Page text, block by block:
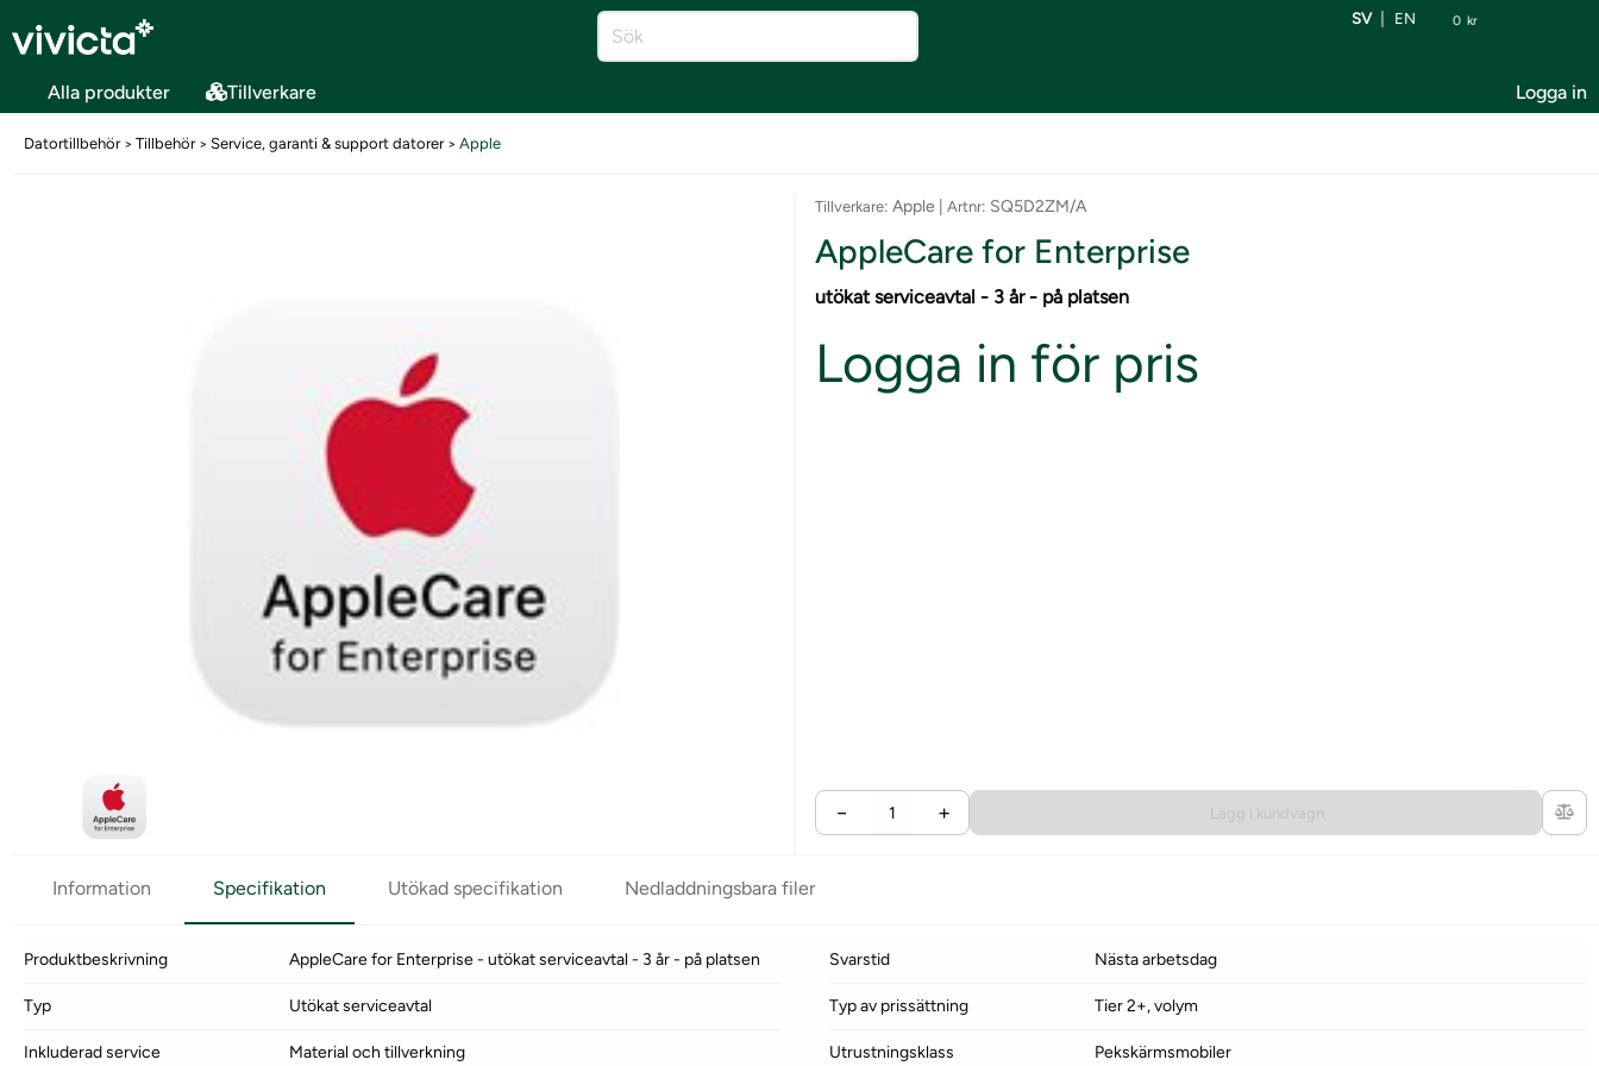
SV EN 0 kr
Alla produkter Tillverkare Logga in
Datortillbehör> Tillbehör> Service, garanti & support datorer> Apple
Tillverkare: Apple | Artnr: SQ5D2ZM/A
AppleCare for Enterprise
utökat serviceavtal - 3 år - på platsen
Logga in för pris
− + Lägg i kundvagn
Information Specifikation Utökad specifikation Nedladdningsbara filer
Produktbeskrivning AppleCare for Enterprise - utökat serviceavtal - 3 år - på platsen
Typ Utökat serviceavtal
Inkluderad service Material och tillverkning
Svarstid Nästa arbetsdag
Typ av prissättning Tier 2+, volym
Utrustningsklass Pekskärmsmobiler